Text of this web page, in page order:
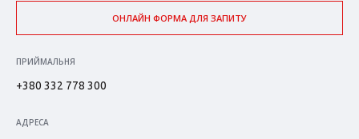
ОНЛАЙН ФОРМА ДЛЯ ЗАПИТУ
ПРИЙМАЛЬНЯ
+380 332 778 300
АДРЕСА